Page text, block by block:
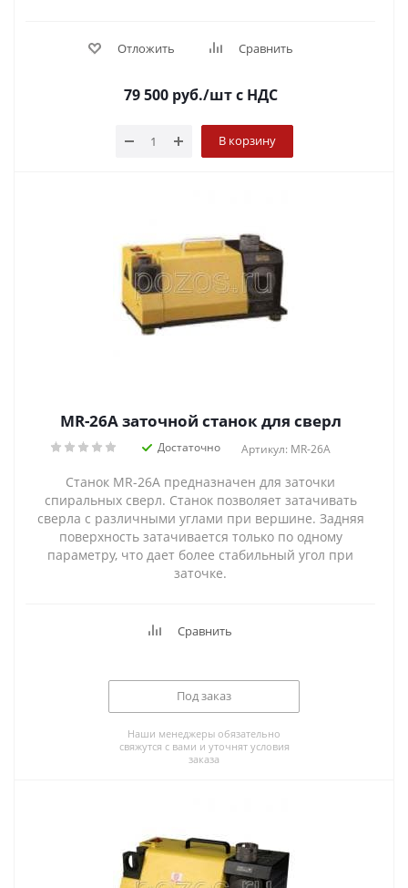
Отложить Сравнить
79 500 руб./штс НДС
В корзину
MR-26A заточной станок для сверл
Достаточно Артикул: MR-26A
Станок MR-26А предназначен для заточки
спиральных сверл. Станок позволяет затачивать
сверла с различными углами при вершине. Задняя
поверхность затачивается только по одному
параметру, что дает более стабильный угол при
заточке.
Сравнить
Под заказ
Наши менеджеры обязательно
свяжутся с вами и уточнят условия
заказа